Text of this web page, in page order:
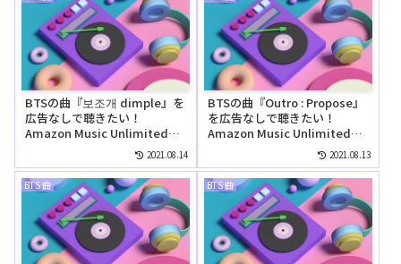
BTSの曲『보조개 dimple』を
広告なしで聴きたい！
Amazon Music Unlimitedの
無料お試しでリピートして聴
2021.08.14
BTSの曲『Outro : Propose』
を広告なしで聴きたい！
Amazon Music Unlimitedの
無料お試しでリピートして聴
2021.08.13
BTS 曲 BTS 曲